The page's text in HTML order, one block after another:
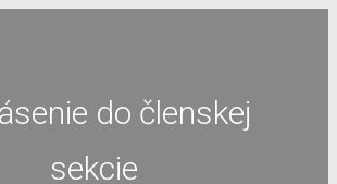
do členskej
sekcie